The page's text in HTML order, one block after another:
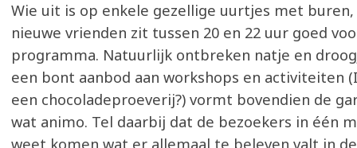
Wie uit is op enkele gezellige uurtjes met buren,
nieuwe vrienden zit tussen 20 en 22 uur goed
programma. Natuurlijk ontbreken natje en
een bont aanbod aan workshops en activiteiten
een chocoladeproeverij?) vormt bovendien de
wat animo. Tel daarbij dat de bezoekers in één
weet komen wat er allemaal te beleven valt in